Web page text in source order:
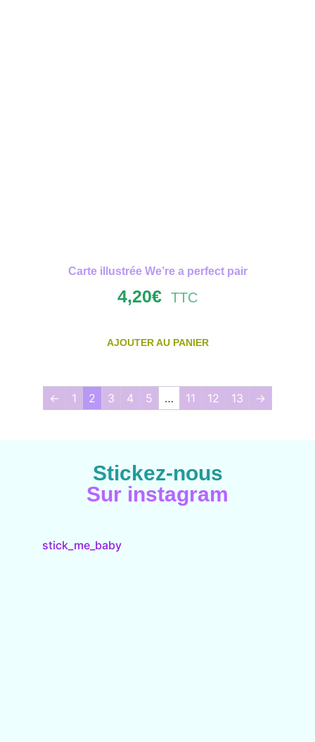
Carte illustrée We’re a perfect pair
4,20€ TTC
AJOUTER AU PANIER
← 1 2 3 4 5 … 11 12 13 →
Stickez-nous
Sur instagram
stick_me_baby